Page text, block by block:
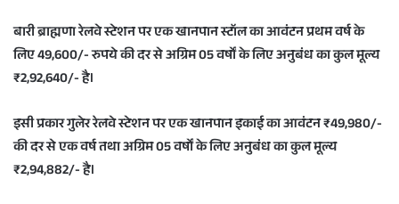
बारी ब्राह्मणा रेलवे स्टेशन पर एक खानपान स्टॉल का आवंटन प्रथम वर्ष के
लिए 49,600/- रुपये की दर से अग्रिम 05 वर्षों के लिए अनुबंध का कुल मूल्य
₹2,92,640/- है।
इसी प्रकार गुलेर रेलवे स्टेशन पर एक खानपान इकाई का आवंटन ₹49,980/-
की दर से एक वर्ष तथा अग्रिम 05 वर्षों के लिए अनुबंध का कुल मूल्य
₹2,94,882/- है।